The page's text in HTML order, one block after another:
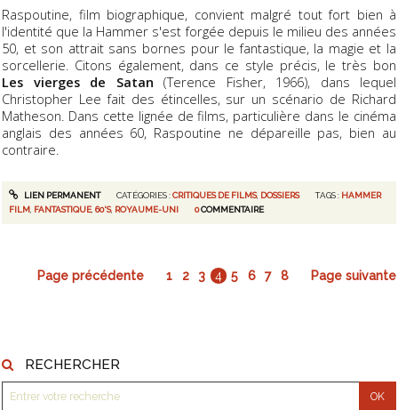
Raspoutine, film biographique, convient malgré tout fort bien à
l'identité que la Hammer s'est forgée depuis le milieu des années
50, et son attrait sans bornes pour le fantastique, la magie et la
sorcellerie. Citons également, dans ce style précis, le très bon
Les vierges de Satan (Terence Fisher, 1966), dans lequel
Christopher Lee fait des étincelles, sur un scénario de Richard
Matheson. Dans cette lignée de films, particulière dans le cinéma
anglais des années 60, Raspoutine ne dépareille pas, bien au
contraire.
LIEN PERMANENT CATÉGORIES :CRITIQUES DE FILMS, DOSSIERS TAGS : HAMMER
FILM FANTASTIQUE ,60'S, ROYAUME-UNI 0COMMENTAIRE
Page précédente 1 2 3 4 5 6 7 8 Page suivante
RECHERCHER